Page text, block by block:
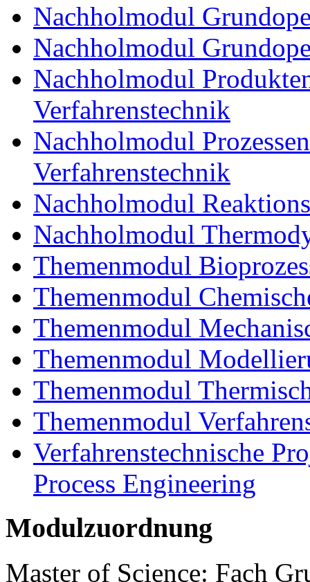
Nachholmodul
Nachholmodul
Nachholmodul
Verfahrenstechnik
Nachholmodul
Verfahrenstechnik
Nachholmodul
Nachholmodul
Themenmodul
Themenmodul
Themenmodul
Themenmodul
Themenmodul
Themenmodul
Verfahrenstechnische
Process Engineering
Modulzuordnung
Master of Science: Fach